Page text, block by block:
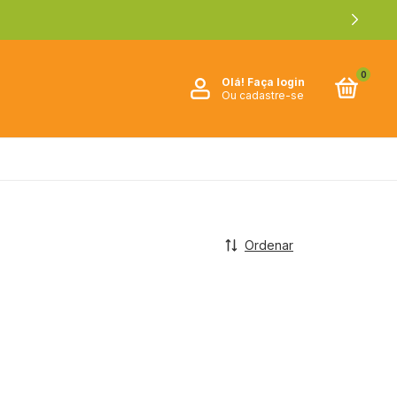
Olá! Faça login
Ou cadastre-se
0
Ordenar